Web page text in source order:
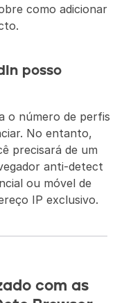
como adicionar
posso
o número de perfis
No entanto,
precisará de um
anti-detect
ou móvel de
IP exclusivo.
com as